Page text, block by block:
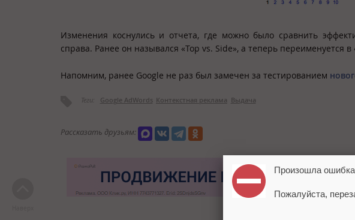
Изменения коснулись и отчета, где можно было сравнить
справа. Ранее он назывался «Top vs. Side», а теперь переименуется в
Напомним, ранее Google не раз был замечен за тестированием
Теги: Google AdWords Контекстная реклама Выдача
Рассказать друзьям:
Произошла
Пожалуйста,